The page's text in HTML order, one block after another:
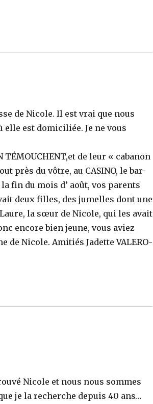
de Nicole. Il est vrai que nous
elle est domiciliée. Je ne vous
de leur « cabanon
près du vôtre, au CASINO, le bar-
fin du mois d’ août, vos parents
deux filles, des jumelles dont une
la sœur de Nicole, qui les avait
encore bien jeune, vous aviez
de Nicole. Amitiés Jadette VALERO-
Nicole et nous nous sommes
je la recherche depuis 40 ans…